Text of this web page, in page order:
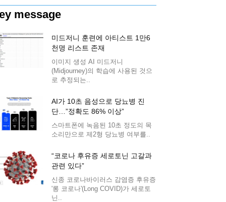
message
미드저니 훈련에 아티스트 1만6
천명 리스트 존재
이미지 생성 AI 미드저니
(Midjourney)의 학습에 사용된 것으
로 추정되는..
AI가 10초 음성으로 당뇨병 진
단…”정확도 86% 이상”
스마트폰에 녹음된 10초 정도의 목
소리만으로 제2형 당뇨병 여부를..
“코로나 후유증 세로토닌 고갈과
관련 있다”
신종 코로나바이러스 감염증 후유증
'롱 코로나'(Long COVID)가 세로토
닌..